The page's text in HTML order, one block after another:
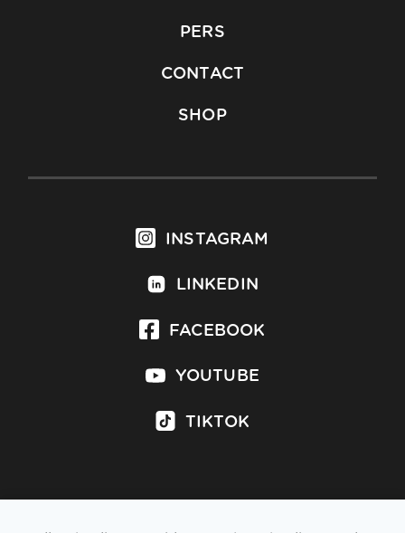
PERS
CONTACT
SHOP
INSTAGRAM
LINKEDIN
FACEBOOK
YOUTUBE
TIKTOK
Inschrijven op nieuwsbrief